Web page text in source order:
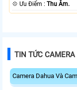
️💠 Ưu Điểm :Thu Âm.
TIN TỨC
Camera Dahua Và